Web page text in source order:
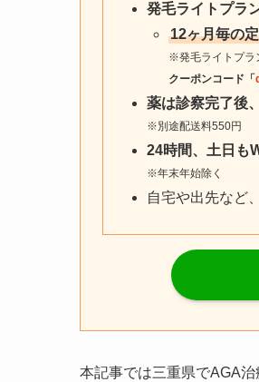
発毛ライトプラ
12ヶ月毎の
※発毛ライトプラ
クーポンコード「
薬は診察完了後
※別途配送料550円
24時間、土日も
※年末年始除く
自宅や出先など、
本記事では三重県でAGA